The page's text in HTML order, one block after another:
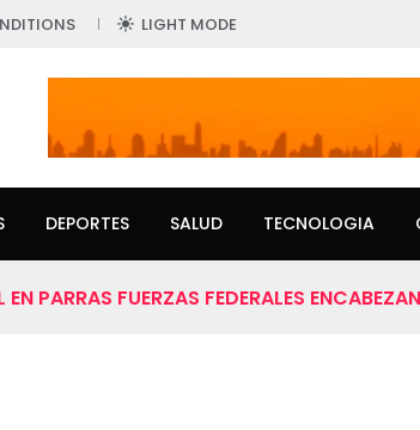
LIGHT MODE
DEPORTES SALUD TECNOLOGIA
EN PARRAS FUERZAS FEDERALES